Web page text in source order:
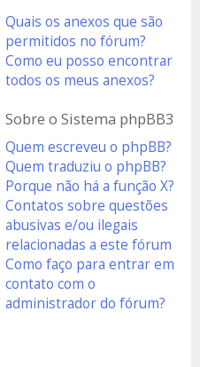
Quais os anexos que são
permitidos no fórum?
Como eu posso encontrar
todos os meus anexos?
Sobre o Sistema phpBB3
Quem escreveu o phpBB?
Quem traduziu o phpBB?
Porque não há a função X?
Contatos sobre questões
abusivas e/ou ilegais
relacionadas a este fórum
Como faço para entrar em
contato com o
administrador do fórum?